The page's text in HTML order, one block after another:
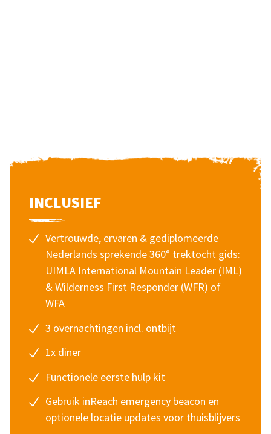
INCLUSIEF
Vertrouwde, ervaren & gediplomeerde
Nederlands sprekende 360° trektocht gids:
UIMLA International Mountain Leader (IML)
& Wilderness First Responder (WFR) of
WFA
3 overnachtingen incl. ontbijt
1x diner
Functionele eerste hulp kit
Gebruik inReach emergency beacon en
optionele locatie updates voor thuisblijvers